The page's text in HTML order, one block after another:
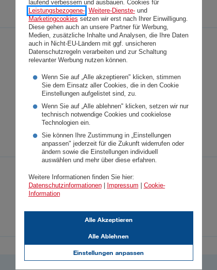
laufend verbessern und ausbauen. Cookies für
Leistungsbezogene-, Weitere-Dienste-und
Marketingcookies setzen wir erst nach Ihrer Einwilligung.
Diese gehen auch an unsere Partner für Werbung,
Medien, zusätzliche Inhalte und Analysen, die Ihre Daten
auch in Nicht-EU-Ländern mit ggf. unsicheren
Datenschutzregeln verarbeiten und zur Schaltung
relevanter Werbung nutzen können.
Wenn Sie auf „Alle akzeptieren" klicken, stimmen
Sie dem Einsatz aller Cookies, die in den Cookie
Einstellungen aufgelistet sind, zu.
Wenn Sie auf „Alle ablehnen" klicken, setzen wir nur
technisch notwendige Cookies und cookielose
Technologien ein.
Sie können Ihre Zustimmung in „Einstellungen
anpassen" jederzeit für die Zukunft widerrufen oder
ändern sowie die Einstellungen individuell
auswählen und mehr über diese erfahren.
Weitere Informationen finden Sie hier:
Datenschutzinformationen| Impressum
Cookie-
Information
Einstellungen anpassen
Alle Ablehnen
Alle Akzeptieren
Berichterstellungen wird in derDONAU
firesys verwendet. Informationen dazu
finden Siehier .
Mitwirkungspolitik
Mitwirkungspolitik und
Anlagestrategie